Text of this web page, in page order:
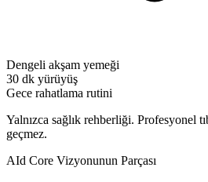
Dengeli akşam yemeği
30 dk yürüyüş
Gece rahatlama rutini
Yalnızca sağlık rehberliği. Profesyonel
geçmez.
AId Core Vizyonunun Parçası